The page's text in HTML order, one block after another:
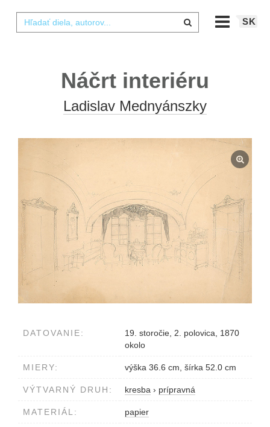
SK
Náčrt interiéru
Ladislav Mednyánszky
DATOVANIE:
19. storočie, 2. polovica, 1870
okolo
MIERY: výška 36.6 cm, šírka 52.0 cm
VÝTVARNÝ DRUH: kresba › prípravná
MATERIÁL: papier